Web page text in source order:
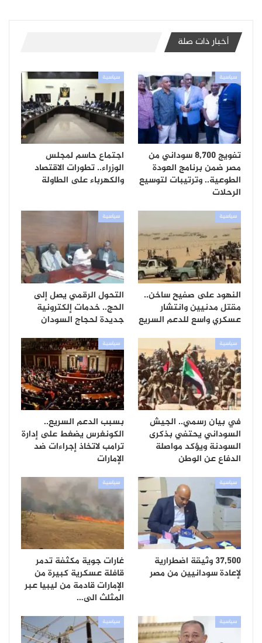
أخبار ذات صلة
سياسية
تفويج 8,700 سوداني من
مصر ضمن برنامج العودة
الطوعية.. وترتيبات لتوسيع
الرحلات
سياسية
اجتماع حاسم لمجلس
الوزراء.. تطورات الاقتصاد
والكهرباء على الطاولة
سياسية
النهود على صفيح ساخن..
مقتل مدنيين وانتشار
عسكري واسع للدعم السريع
سياسية
التحول الرقمي يصل إلى
الحج.. خدمات إلكترونية
جديدة لحجاج السودان
سياسية
في بيان رسمي.. الجيش
السوداني يحتفي بذكرى
السودنة ويؤكد مواصلة
الدفاع عن الوطن
سياسية
بسبب الدعم السريع..
الكونغرس يضغط على إدارة
ترامب لاتخاذ إجراءات ضد
الإمارات
سياسية
37,500 وثيقة اضطرارية
لإعادة سودانيين من مصر
سياسية
غارات جوية مكثفة تدمر
قافلة عسكرية كبيرة من
الإمارات قادمة من ليبيا عبر
المثلث الى…
سياسية سياسية